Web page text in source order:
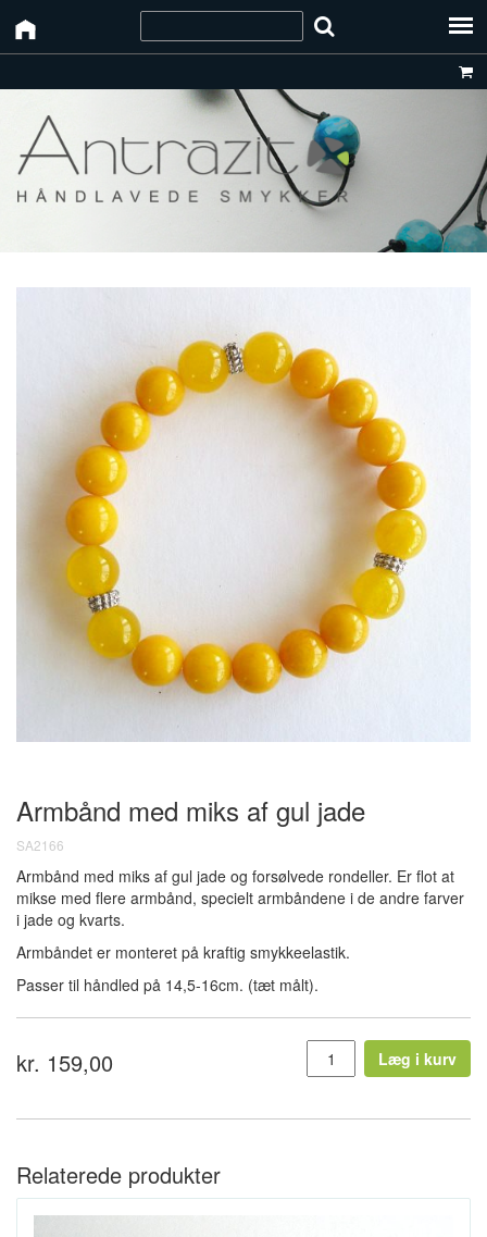
Armbånd med miks af gul jade
SA2166
Armbånd med miks af gul jade og forsølvede rondeller. Er flot at
mikse med flere armbånd, specielt armbåndene i de andre farver
i jade og kvarts.
Armbåndet er monteret på kraftig smykkeelastik.
Passer til håndled på 14,5-16cm. (tæt målt).
kr. 159,00 Læg i kurv
Relaterede produkter